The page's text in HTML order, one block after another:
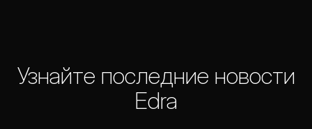
Узнайте последние новости
Edra